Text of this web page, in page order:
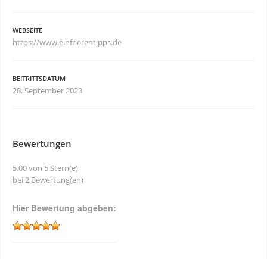
WEBSEITE
https://www.einfrierentipps.de
BEITRITTSDATUM
28. September 2023
Bewertungen
5,00 von 5 Stern(e),
bei 2 Bewertung(en)
Hier Bewertung abgeben: